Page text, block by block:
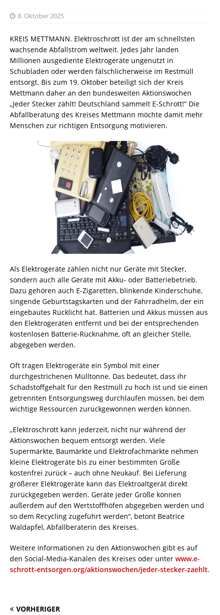
8. Oktober 2025
KREIS METTMANN. Elektroschrott ist der am schnellsten
wachsende Abfallstrom weltweit. Jedes Jahr landen
Millionen ausgediente Elektrogeräte ungenutzt in
Schubladen oder werden fälschlicherweise im Restmüll
entsorgt. Bis zum 19. Oktober beteiligt sich der Kreis
Mettmann daher an den bundesweiten Aktionswochen
„Jeder Stecker zählt! Deutschland sammelt E-Schrott!“ Die
Abfallberatung des Kreises Mettmann möchte damit mehr
Menschen zur richtigen Entsorgung motivieren.
Als Elektrogeräte zählen nicht nur Geräte mit Stecker,
sondern auch alle Geräte mit Akku- oder Batteriebetrieb.
Dazu gehören auch E-Zigaretten, blinkende Kinderschuhe,
singende Geburtstagskarten und der Fahrradhelm, der ein
eingebautes Rücklicht hat. Batterien und Akkus müssen aus
den Elektrogeräten entfernt und bei der entsprechenden
kostenlosen Batterie-Rücknahme, oft an gleicher Stelle,
abgegeben werden.
Oft tragen Elektrogeräte ein Symbol mit einer
durchgestrichenen Mülltonne. Das bedeutet, dass ihr
Schadstoffgehalt für den Restmüll zu hoch ist und sie einen
getrennten Entsorgungsweg durchlaufen müssen, bei dem
wichtige Ressourcen zurückgewonnen werden können.
„Elektroschrott kann jederzeit, nicht nur während der
Aktionswochen bequem entsorgt werden. Viele
Supermärkte, Baumärkte und Elektrofachmärkte nehmen
kleine Elektrogeräte bis zu einer bestimmten Größe
kostenfrei zurück – auch ohne Neukauf. Bei Lieferung
größerer Elektrogeräte kann das Elektroaltgerät direkt
zurückgegeben werden. Geräte jeder Größe können
außerdem auf den Wertstoffhöfen abgegeben werden und
so dem Recycling zugeführt werden“, betont Beatrice
Waldapfel, Abfallberaterin des Kreises.
Weitere Informationen zu den Aktionswochen gibt es auf
den Social-Media-Kanälen des Kreises oder unter www.e-
schrott-entsorgen.org/aktionswochen/jeder-stecker-zaehlt.
VORHERIGER